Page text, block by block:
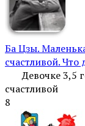
Ба Цзы.
счастливой. Что
Девочке 3,5
счастливой
8